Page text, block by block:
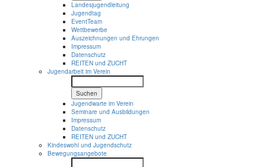
Landesjugendleitung
Jugendtag
EventTeam
Wettbewerbe
Auszeichnungen und Ehrungen
Impressum
Datenschutz
REITEN und ZUCHT
Jugendarbeit im Verein
Suchen
Jugendwarte im Verein
Seminare und Ausbildungen
Impressum
Datenschutz
REITEN und ZUCHT
Kindeswohl und Jugendschutz
Bewegungsangebote